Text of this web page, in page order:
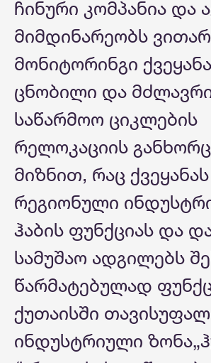
ჩინური კომპანია და
მიმდინარეობს
მონიტორინგი
ცნობილი და
საწარმოო ციკლების
რელოკაციის
მიზნით, რაც ქვეყანას
რეგიონული
ჰაბის ფუნქციას და
სამუშაო ადგილებს
წარმატებულად
ქუთაისში
ინდუსტრიული